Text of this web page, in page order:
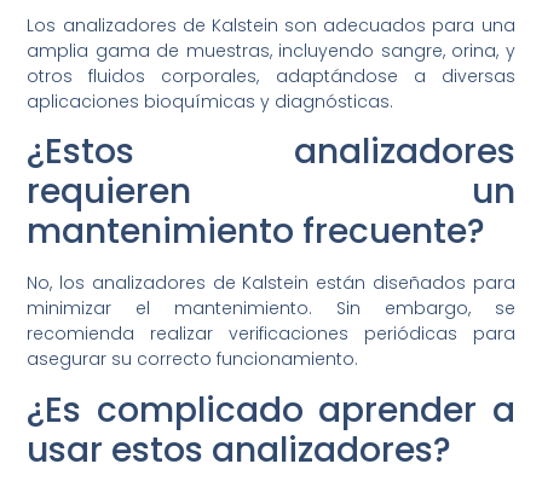
Los analizadores de Kalstein son adecuados para una
amplia gama de muestras, incluyendo sangre, orina, y
otros fluidos corporales, adaptándose a diversas
aplicaciones bioquímicas y diagnósticas.
¿Estos analizadores
requieren un
mantenimiento frecuente?
No, los analizadores de Kalstein están diseñados para
minimizar el mantenimiento. Sin embargo, se
recomienda realizar verificaciones periódicas para
asegurar su correcto funcionamiento.
¿Es complicado aprender a
usar estos analizadores?